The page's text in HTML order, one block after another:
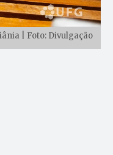
| Foto: Divulgação